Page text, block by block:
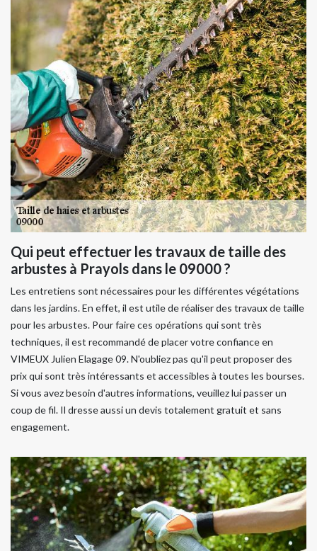
Qui peut effectuer les travaux de taille des
arbustes à Prayols dans le 09000 ?
Les entretiens sont nécessaires pour les différentes végétations
dans les jardins. En effet, il est utile de réaliser des travaux de taille
pour les arbustes. Pour faire ces opérations qui sont très
techniques, il est recommandé de placer votre confiance en
VIMEUX Julien Elagage 09. N'oubliez pas qu'il peut proposer des
prix qui sont très intéressants et accessibles à toutes les bourses.
Si vous avez besoin d'autres informations, veuillez lui passer un
coup de fil. Il dresse aussi un devis totalement gratuit et sans
engagement.